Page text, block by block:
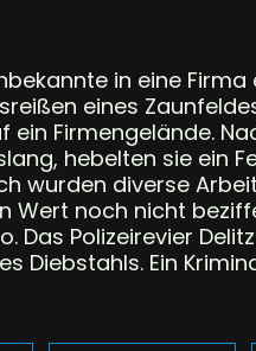
in eine Firma
eines
Firmengelände.
hebelten sie ein
wurden diverse
Wert noch nicht
Das Polizeirevier
Diebstahls. Ein